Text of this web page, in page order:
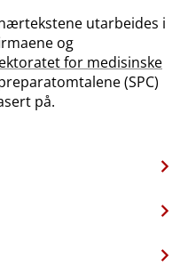
utarbeides i
og
for medisinske
(SPC)
på.